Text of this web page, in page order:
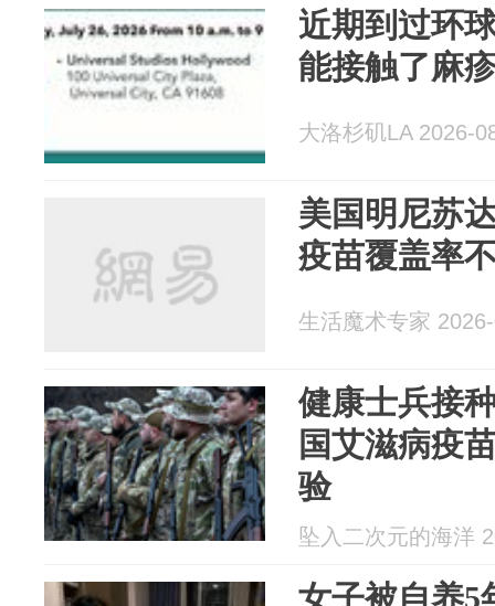
近期到过环
能接触了麻
大洛杉矶LA 2026-
美国明尼苏
疫苗覆盖率
生活魔术专家
健康士兵接
国艾滋病疫
验
坠入二次元的海洋
女子被自养5